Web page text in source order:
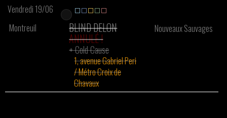
Vendredi 19/06
Montreuil
BLIND DELON
ANNULÉ !
+Cold Cause
1, avenue Gabriel Peri
/ Métro Croix de
Chavaux
Nouveaux Sauvages